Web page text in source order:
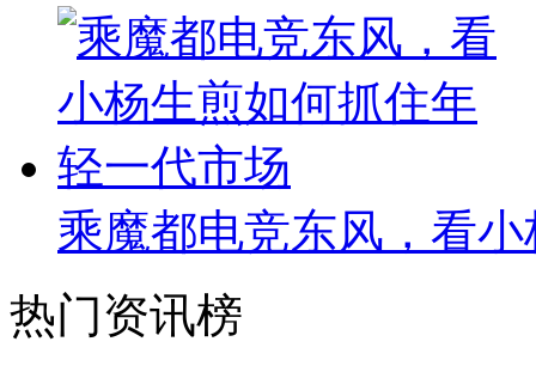
乘魔都电竞东风，看
热门资讯榜